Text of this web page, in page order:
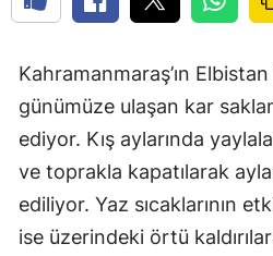
Kahramanmaraş’ın
günümüze ulaşan kar
ediyor. Kış aylarında
ve toprakla kapatılarak
ediliyor. Yaz sıcaklarının
ise üzerindeki örtü